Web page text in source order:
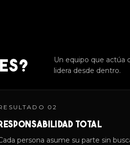
Un equipo que actúa
lidera desde dentro.
02
RESPONSABILIDAD TOTAL
persona asume su parte sin